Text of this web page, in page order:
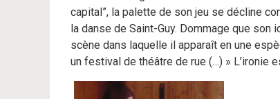
capital”, la palette de son jeu se décline
la danse de Saint-Guy. Dommage que son
scène dans laquelle il apparaît en une
un festival de théâtre de rue (…) » L’ironie